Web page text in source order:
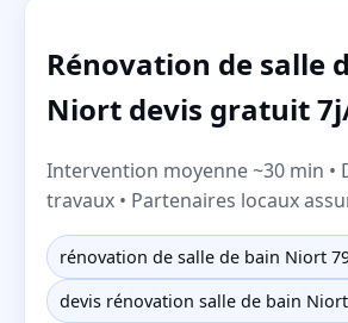
Rénovation de salle
Niort devis gratuit
Intervention moyenne ~30 min •
travaux • Partenaires locaux
rénovation de salle de bain Niort
devis rénovation salle de bain